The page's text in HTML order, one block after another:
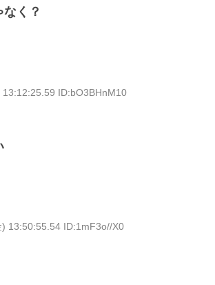
く？
ID:bO3BHnM10
13:50:55.54 ID:1mF3o//X0